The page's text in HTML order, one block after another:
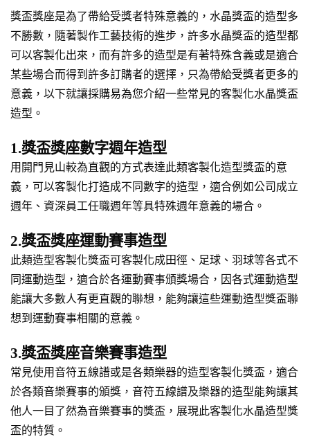
獎盃獎座是為了帶給受獎者特殊意義的，水晶獎盃的造型多
不勝數，隨著製作工藝技術的進步，許多水晶獎盃的造型都
可以客製化出來，而有許多的造型是有著特殊含義或是適合
某些場合而得到許多訂購者的選擇，只為帶給受獎者更多的
意義，以下就讓採購易為您介紹一些常見的客製化水晶獎盃
造型。
1.獎盃獎座數字週年造型
用開門見山較為直觀的方式表達此類客製化造型獎盃的意
義，可以客製化打造成不同數字的造型，適合例如公司成立
週年、資深員工任職週年等具特殊週年意義的場合。
2.獎盃獎座運動賽事造型
此類造型客製化獎盃可客製化成田徑、足球、羽球等各式不
同運動造型，適合於各運動賽事頒獎場合，因各式運動造型
能讓大多數人有更直觀的聯想，能夠讓這些運動造型獎盃聯
想到運動賽事相關的意義。
3.獎盃獎座音樂賽事造型
常見使用音符五線譜或是各類樂器的造型客製化獎盃，適合
於各類音樂賽事的頒獎，音符五線譜及樂器的造型能夠讓其
他人一目了然為音樂賽事的獎盃，展現此客製化水晶造型獎
盃的特質。